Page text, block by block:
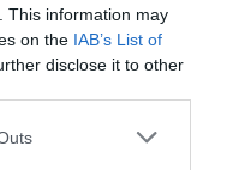
This information may
on the IAB’s List of
disclose it to other